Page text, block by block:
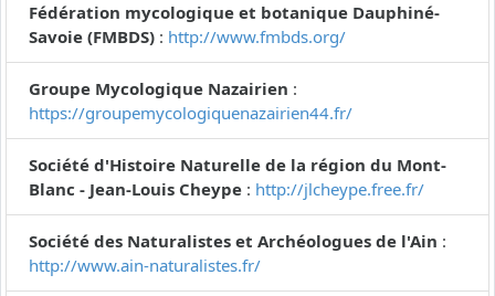
Fédération mycologique et botanique Dauphiné-
Savoie (FMBDS) : http://www.fmbds.org/
Groupe Mycologique Nazairien :
https://groupemycologiquenazairien44.fr/
Société d'Histoire Naturelle de la région du Mont-
Blanc - Jean-Louis Cheype : http://jlcheype.free.fr/
Société des Naturalistes et Archéologues de l'Ain :
http://www.ain-naturalistes.fr/